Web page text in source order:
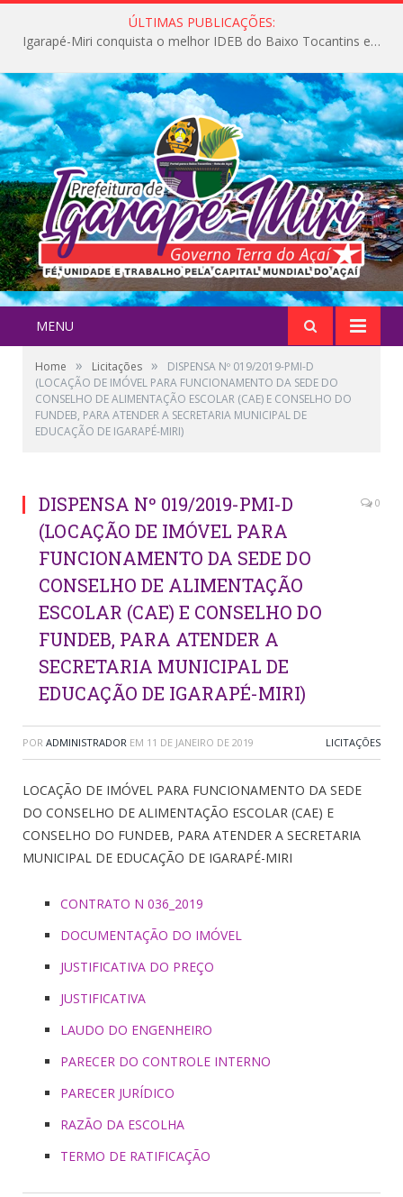
ÚLTIMAS PUBLICAÇÕES:
Igarapé-Miri conquista o melhor IDEB do Baixo Tocantins e avança na qualidade da educação pública
MENU
Home » Licitações »
DISPENSA Nº 019/2019-PMI-D
(LOCAÇÃO DE IMÓVEL PARA FUNCIONAMENTO DA SEDE DO
CONSELHO DE ALIMENTAÇÃO ESCOLAR (CAE) E CONSELHO DO
FUNDEB, PARA ATENDER A SECRETARIA MUNICIPAL DE
EDUCAÇÃO DE IGARAPÉ-MIRI)
DISPENSA Nº 019/2019-PMI-D
(LOCAÇÃO DE IMÓVEL PARA
FUNCIONAMENTO DA SEDE DO
CONSELHO DE ALIMENTAÇÃO
ESCOLAR (CAE) E CONSELHO DO
FUNDEB, PARA ATENDER A
SECRETARIA MUNICIPAL DE
EDUCAÇÃO DE IGARAPÉ-MIRI)
0
POR ADMINISTRADOR EM 11 DE JANEIRO DE 2019 LICITAÇÕES
LOCAÇÃO DE IMÓVEL PARA FUNCIONAMENTO DA SEDE
DO CONSELHO DE ALIMENTAÇÃO ESCOLAR (CAE) E
CONSELHO DO FUNDEB, PARA ATENDER A SECRETARIA
MUNICIPAL DE EDUCAÇÃO DE IGARAPÉ-MIRI
CONTRATO N 036_2019
DOCUMENTAÇÃO DO IMÓVEL
JUSTIFICATIVA DO PREÇO
JUSTIFICATIVA
LAUDO DO ENGENHEIRO
PARECER DO CONTROLE INTERNO
PARECER JURÍDICO
RAZÃO DA ESCOLHA
TERMO DE RATIFICAÇÃO